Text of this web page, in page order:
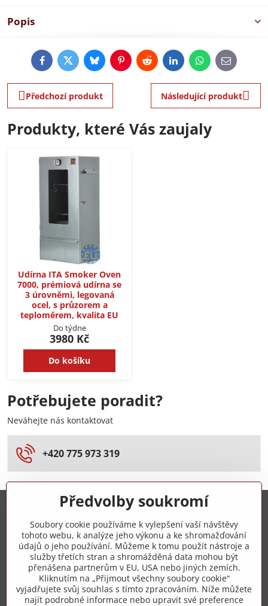
Popis
FacebookTwitterBlueskyPinterestRedditLinkedInWhatsApp
E-
mail
Předchozí produkt Následující produkt
Produkty, které Vás zaujaly
Udírna ITA Smoker Oven
7000, prémiová udírna se
3 úrovněmi, legovaná
ocel, s průzorem a
teploměrem, kvalita EU
Do týdne
3980 Kč
Do košíku
Potřebujete poradit?
Neváhejte nás kontaktovat
+420 775 973 319
+420 775 973 319
info​@zipzop​.cz
Objednávky
Předvolby soukromí
Soubory cookie používáme k vylepšení vaší návštěvy
tohoto webu, k analýze jeho výkonu a ke shromažďování
údajů o jeho používání. Můžeme k tomu použít nástroje a
služby třetích stran a shromážděná data mohou být
přenášena partnerům v EU, USA nebo jiných zemích.
Kliknutím na „Přijmout všechny soubory cookie“
vyjadřujete svůj souhlas s tímto zpracováním. Níže můžete
najít podrobné informace nebo upravit své preference